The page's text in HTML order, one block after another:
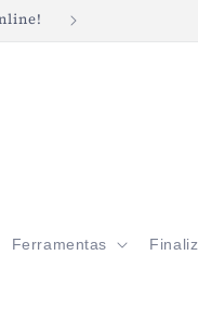
Frete grátis em
Ferramentas